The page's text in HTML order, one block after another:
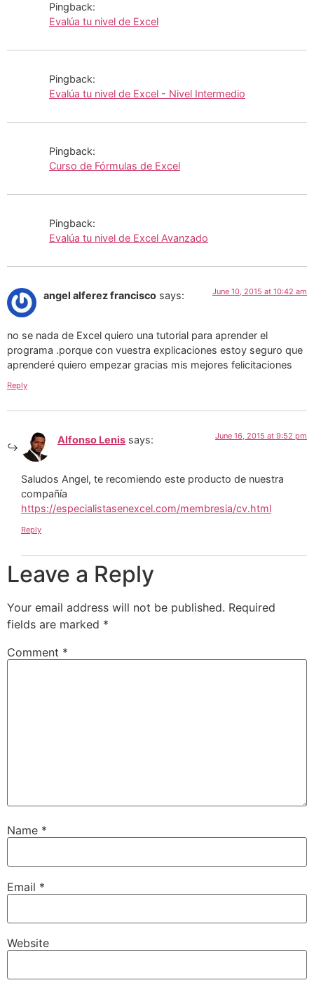
Pingback:
Evalúa tu nivel de Excel
Pingback:
Evalúa tu nivel de Excel - Nivel Intermedio
Pingback:
Curso de Fórmulas de Excel
Pingback:
Evalúa tu nivel de Excel Avanzado
angel alferez francisco says: June 10, 2015 at 10:42 am
no se nada de Excel quiero una tutorial para aprender el
programa .porque con vuestra explicaciones estoy seguro que
aprenderé quiero empezar gracias mis mejores felicitaciones
Reply
Alfonso Lenis says: June 16, 2015 at 9:52 pm
Saludos Angel, te recomiendo este producto de nuestra
compañía
https://especialistasenexcel.com/membresia/cv.html
Reply
Leave a Reply
Your email address will not be published. Required
fields are marked *
Comment *
Name *
Email *
Website